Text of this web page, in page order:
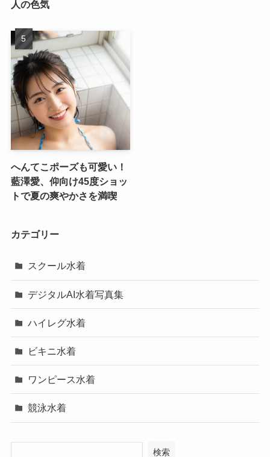
人の色気
へんてこポーズも可愛い！
藍澤愛、仰向け45度ショッ
トで夏の爽やかさを満喫
カテゴリー
スクール水着
デジタルAI水着写真集
ハイレグ水着
ビキニ水着
ワンピース水着
競泳水着
検索